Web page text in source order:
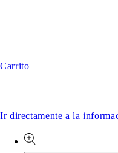
Carrito
Ir directamente a la